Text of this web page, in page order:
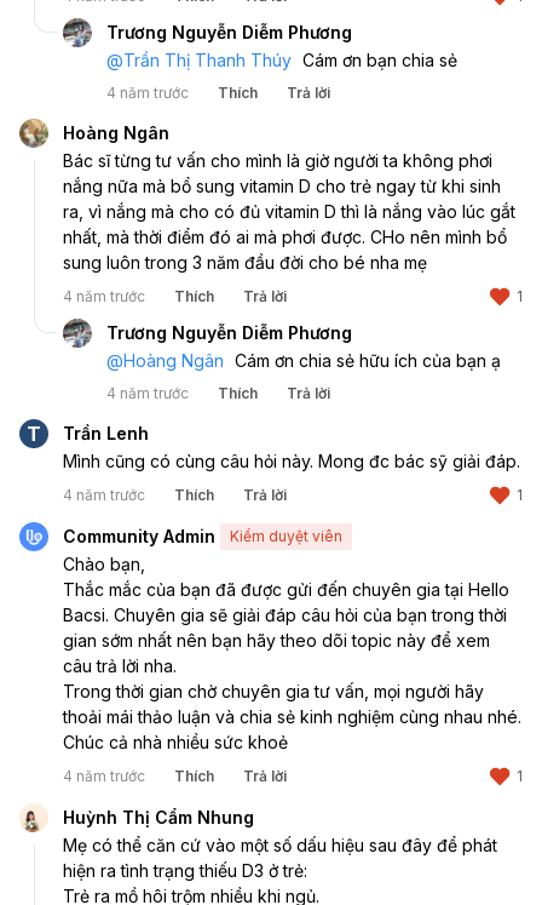
Trương Nguyễn Diễm Phương
@Trần Thị Thanh Thúy Cám ơn bạn chia sẻ
4 năm trước Thích Trả lời
Hoàng Ngân
Bác sĩ từng tư vấn cho mình là giờ người ta không phơi
nắng nữa mà bổ sung vitamin D cho trẻ ngay từ khi sinh
ra, vì nắng mà cho có đủ vitamin D thì là nắng vào lúc gắt
nhất, mà thời điểm đó ai mà phơi được. CHo nên mình bổ
sung luôn trong 3 năm đầu đời cho bé nha mẹ
4 năm trước Thích Trả lời 1
Trương Nguyễn Diễm Phương
@Hoàng Ngân Cám ơn chia sẻ hữu ích của bạn ạ
4 năm trước Thích Trả lời
T
Trần Lenh
Mình cũng có cùng câu hỏi này. Mong đc bác sỹ giải đáp.
4 năm trước Thích Trả lời 1
Community Admin Kiểm duyệt viên
Chào bạn,
Thắc mắc của bạn đã được gửi đến chuyên gia tại Hello
Bacsi. Chuyên gia sẽ giải đáp câu hỏi của bạn trong thời
gian sớm nhất nên bạn hãy theo dõi topic này để xem
câu trả lời nha.
Trong thời gian chờ chuyên gia tư vấn, mọi người hãy
Chúc cả nhà nhiều sức khoẻ
4 năm trước Thích Trả lời 1
Huỳnh Thị Cẩm Nhung
Mẹ có thể căn cứ vào một số dấu hiệu sau đây để phát
hiện ra tình trạng thiếu D3 ở trẻ:
Trẻ ra mồ hôi trộm nhiều khi ngủ.